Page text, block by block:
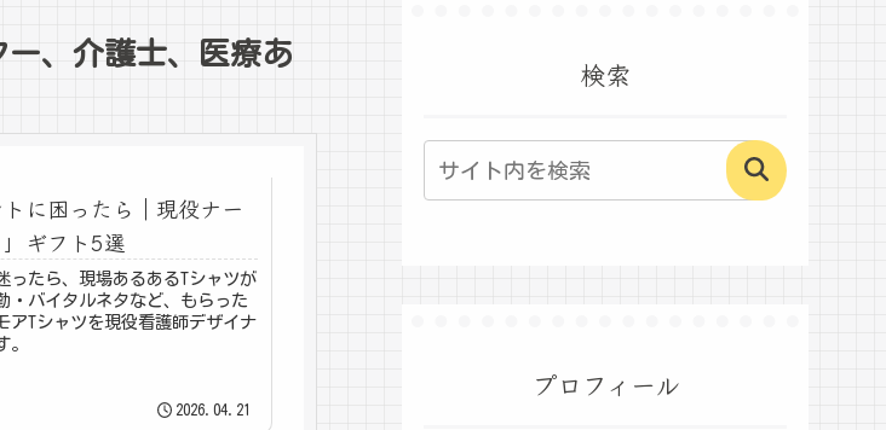
ー、介護士、医療あ
に困ったら｜現役ナー
ギフト5選
ったら、現場あるあるTシャツが
・バイタルネタなど、もらった
アTシャツを現役看護師デザイナ
2026.04.21
検索
プロフィール